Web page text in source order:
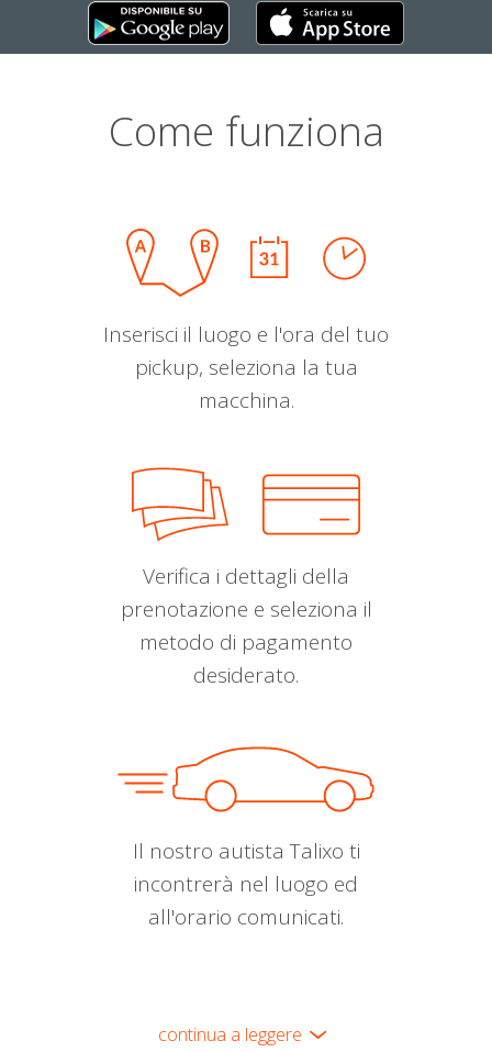
Come funziona
Inserisci il luogo e l'ora del tuo
pickup, seleziona la tua
macchina.
Verifica i dettagli della
prenotazione e seleziona il
metodo di pagamento
desiderato.
Il nostro autista Talixo ti
incontrerà nel luogo ed
all'orario comunicati.
continua a leggere